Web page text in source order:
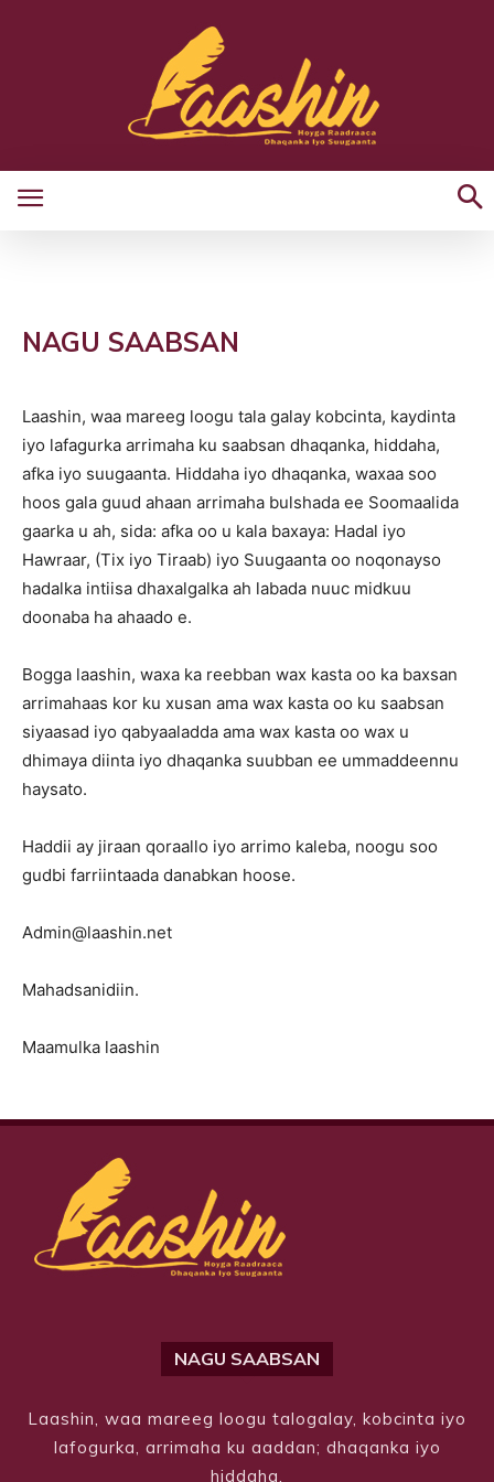
NAGU SAABSAN
Laashin, waa mareeg loogu tala galay kobcinta, kaydinta
iyo lafagurka arrimaha ku saabsan dhaqanka, hiddaha,
afka iyo suugaanta. Hiddaha iyo dhaqanka, waxaa soo
hoos gala guud ahaan arrimaha bulshada ee Soomaalida
gaarka u ah, sida: afka oo u kala baxaya: Hadal iyo
Hawraar, (Tix iyo Tiraab) iyo Suugaanta oo noqonayso
hadalka intiisa dhaxalgalka ah labada nuuc midkuu
doonaba ha ahaado e.
Bogga laashin, waxa ka reebban wax kasta oo ka baxsan
arrimahaas kor ku xusan ama wax kasta oo ku saabsan
siyaasad iyo qabyaaladda ama wax kasta oo wax u
dhimaya diinta iyo dhaqanka suubban ee ummaddeennu
haysato.
Haddii ay jiraan qoraallo iyo arrimo kaleba, noogu soo
gudbi farriintaada danabkan hoose.
Admin@laashin.net
Mahadsanidiin.
Maamulka laashin
NAGU SAABSAN
Laashin, waa mareeg loogu talogalay, kobcinta iyo
lafogurka, arrimaha ku aaddan; dhaqanka iyo
hiddaha.